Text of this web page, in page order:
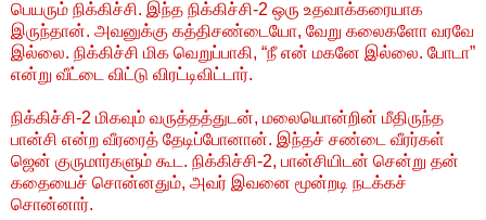
பெயரும் நிக்கிச்சி. இந்த நிக்கிச்சி-2 ஒரு உதவாக்கரையாக
இருந்தான். அவனுக்கு கத்திசண்டையோ, வேறு கலைகளோ வரவே
இல்லை. நிக்கிச்சி மிக வெறுப்பாகி, “நீ என் மகனே இல்லை. போடா”
என்று வீட்டை விட்டு விரட்டிவிட்டார்.
நிக்கிச்சி-2 மிகவும் வருத்தத்துடன், மலையொன்றின் மீதிருந்த
பான்சி என்ற வீரரைத் தேடிப்போனான். இந்தச் சண்டை வீரர்கள்
ஜென் குருமார்களும் கூட. நிக்கிச்சி-2, பான்சியிடன் சென்று தன்
கதையைச் சொன்னதும், அவர் இவனை மூன்றடி நடக்கச்
சொன்னார்.